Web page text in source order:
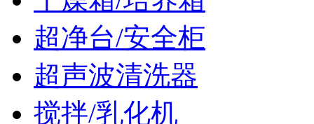
超净台/安全柜
超声波清洗器
搅拌/乳化机